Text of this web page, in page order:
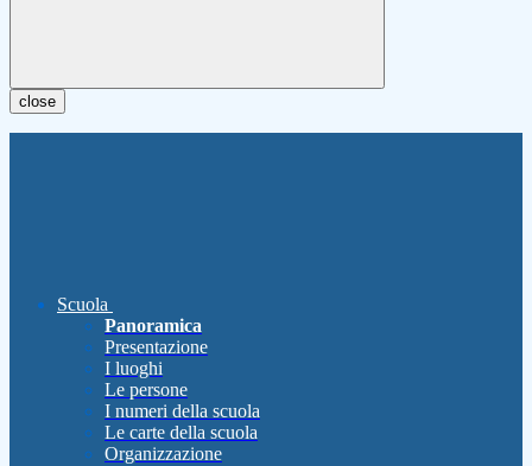
close
Scuola
Panoramica
Presentazione
I luoghi
Le persone
I numeri della scuola
Le carte della scuola
Organizzazione